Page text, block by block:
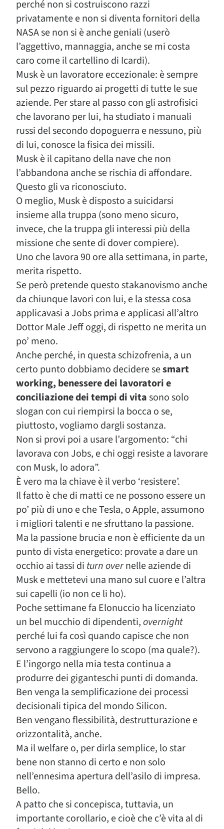
perché non si costruiscono razzi
privatamente e non si diventa fornitori della
NASA se non si è anche geniali (userò
l’aggettivo, mannaggia, anche se mi costa
caro come il cartellino di Icardi).
Musk è un lavoratore eccezionale: è sempre
sul pezzo riguardo ai progetti di tutte le sue
aziende. Per stare al passo con gli astrofisici
che lavorano per lui, ha studiato i manuali
russi del secondo dopoguerra e nessuno, più
di lui, conosce la fisica dei missili.
Musk è il capitano della nave che non
l’abbandona anche se rischia di affondare.
Questo gli va riconosciuto.
O meglio, Musk è disposto a suicidarsi
insieme alla truppa (sono meno sicuro,
invece, che la truppa gli interessi più della
missione che sente di dover compiere).
Uno che lavora 90 ore alla settimana, in parte,
merita rispetto.
Se però pretende questo stakanovismo anche
da chiunque lavori con lui, e la stessa cosa
applicavasi a Jobs prima e applicasi all’altro
Dottor Male Jeff oggi, di rispetto ne merita un
po’ meno.
Anche perché, in questa schizofrenia, a un
certo punto dobbiamo decidere sesmart
working, benessere dei lavoratori e
conciliazione dei tempi di vitasono solo
slogan con cui riempirsi la bocca o se,
piuttosto, vogliamo dargli sostanza.
Non si provi poi a usare l’argomento: “chi
lavorava con Jobs, e chi oggi resiste a lavorare
con Musk, lo adora”.
È vero ma la chiave è il verbo ‘resistere’.
Il fatto è che di matti ce ne possono essere un
po’ più di uno e che Tesla, o Apple, assumono
i migliori talenti e ne sfruttano la passione.
Ma la passione brucia e non è efficiente da un
punto di vista energetico: provate a dare un
occhio ai tassi di turn overnelle aziende di
Musk e mettetevi una mano sul cuore e l’altra
sui capelli (io non ce li ho).
Poche settimane fa Elonuccio ha licenziato
un bel mucchio di dipendenti,overnight
perché lui fa così quando capisce che non
servono a raggiungere lo scopo (ma quale?).
E l’ingorgo nella mia testa continua a
produrre dei giganteschi punti di domanda.
Ben venga la semplificazione dei processi
decisionali tipica del mondo Silicon.
Ben vengano flessibilità, destrutturazione e
orizzontalità, anche.
Ma il welfare o, per dirla semplice, lo star
bene non stanno di certo e non solo
nell’ennesima apertura dell’asilo di impresa.
Bello.
A patto che si concepisca, tuttavia, un
importante corollario, e cioè che c’è vita al di